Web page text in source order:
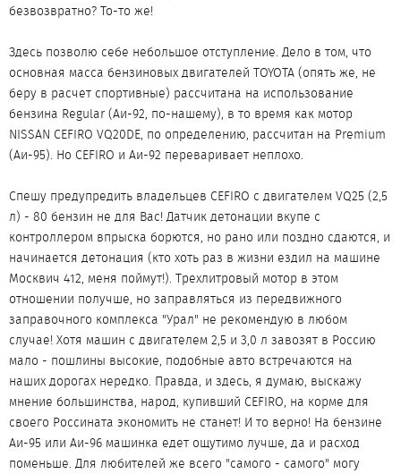
безвозвратно? То-то же!
Здесь позволю себе небольшое отступление. Дело в том, что
основная масса бензиновых двигателей TOYOTA (опять же, не
беру в расчет спортивные) рассчитана на использование
бензина Regular (Аи-92, по-нашему), в то время как мотор
NISSAN CEFIRO VQ20DE, по определению, рассчитан на Premium
(Аи-95). Но CEFIRO и Аи-92 переваривает неплохо.
Спешу предупредить владельцев CEFIRO с двигателем VQ25 (2,5
л) - 80 бензин не для Вас! Датчик детонации вкупе с
контроллером впрыска борются, но рано или поздно сдаются, и
начинается детонация (кто хоть раз в жизни ездил на машине
Москвич 412, меня поймут!). Трехлитровый мотор в этом
отношении получше, но заправляться из передвижного
заправочного комплекса "Урал" не рекомендую в любом
случае! Хотя машин с двигателем 2,5 и 3,0 л завозят в Россию
мало - пошлины высокие, подобные авто встречаются на
наших дорогах нередко. Правда, и здесь, я думаю, выскажу
мнение большинства, народ, купивший CEFIRO, на корме для
своего Россината экономить не станет! И то верно! На бензине
Аи-95 или Аи-96 машинка едет ощутимо лучше, да и расход
поменьше. Для любителей же всего "самого - самого" могу